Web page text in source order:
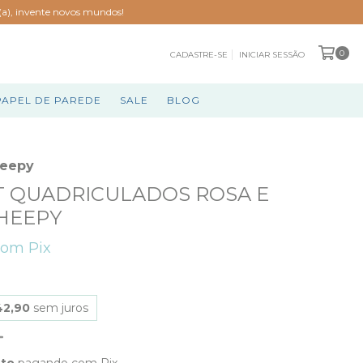
invente novos mundos!
CADASTRE-SE INICIAR SESSÃO 0
DE PAREDE SALE BLOG
QUADRICULADOS ROSA E
Pix
sem juros